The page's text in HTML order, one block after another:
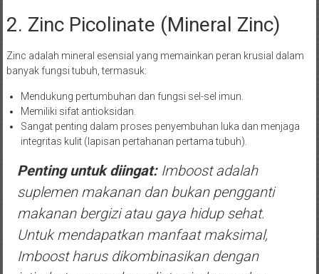
2. Zinc Picolinate (Mineral Zinc)
Zinc adalah mineral esensial yang memainkan peran krusial dalam
banyak fungsi tubuh, termasuk:
Mendukung pertumbuhan dan fungsi sel-sel imun.
Memiliki sifat antioksidan.
Sangat penting dalam proses penyembuhan luka dan menjaga
integritas kulit (lapisan pertahanan pertama tubuh).
Penting untuk diingat:Imboost adalah
suplemen makanan dan bukan pengganti
makanan bergizi atau gaya hidup sehat.
Untuk mendapatkan manfaat maksimal,
Imboost harus dikombinasikan dengan